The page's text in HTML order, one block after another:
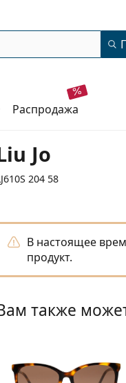
распродажа
Jo
204 58
В настоящее
продукт.
также